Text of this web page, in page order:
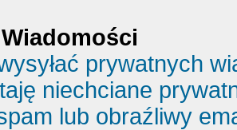
prywatnych
niechciane
lub obraźliwy